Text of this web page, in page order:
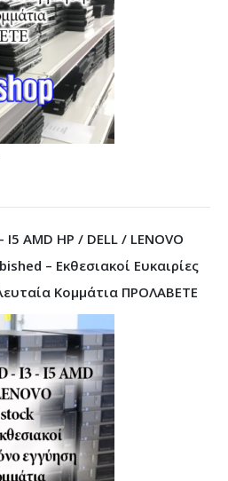
AMD HP / DELL / LENOVO
– Εκθεσιακοί Ευκαιρίες
Κομμάτια ΠΡΟΛΑΒΕΤΕ